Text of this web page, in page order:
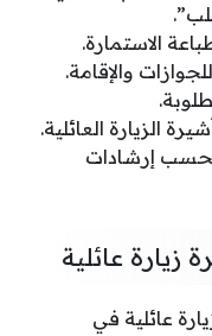
الاستمارة.
والإقامة.
الزيارة العائلية.
بحسب إرشادات
عائلية
عائلية في